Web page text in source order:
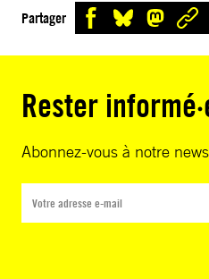
Partager
Rester
Abonnez-vous à notre